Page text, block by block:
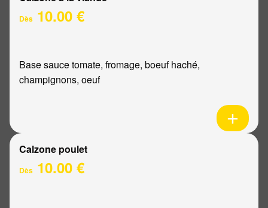
Dès 10.00 €
Base sauce tomate, fromage, boeuf haché,
champignons, oeuf
Calzone poulet
Dès 10.00 €